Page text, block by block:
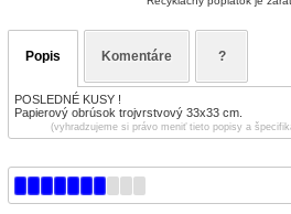
Popis Komentáre ?
POSLEDNÉ KUSY !
Papierový obrúsok trojvrstvový 33x33 cm.
(vyhradzujeme si právo meniť tieto popisy a